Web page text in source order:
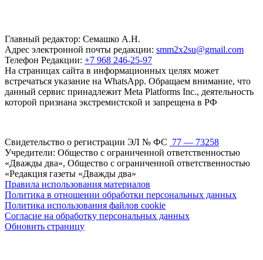
Главный редактор: Семашко А.Н.
Адрес электронной почты редакции: smm2x2su@gmail.com
Телефон Редакции: +7 968 246-25-97
На страницах сайта в информационных целях может
встречаться указание на WhatsApp. Обращаем внимание, что
данный сервис принадлежит Meta Platforms Inc., деятельность
которой признана экстремистской и запрещена в РФ
Свидетельство о регистрации ЭЛ № ФС 77 — 73258
Учредители: Общество с ограниченной ответственностью
«Дважды два», Общество с ограниченной ответственностью
«Редакция газеты «Дважды два»
Правила использования материалов
Политика в отношении обработки персональных данных
Политика использования файлов cookie
Согласие на обработку персональных данных
Обновить страницу